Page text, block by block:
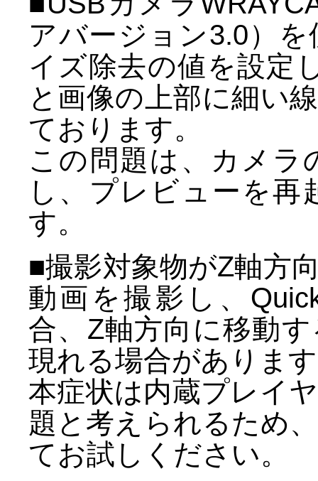
アバージョン3.0）
イズ除去の値を設定
と画像の上部に細い
ております。
この問題は、カメラ
し、プレビューを再
す。
■撮影対象物がZ軸方
動画を撮影し、
合、Z軸方向に移動
現れる場合がありま
本症状は内蔵プレイ
題と考えられるため
てお試しください。